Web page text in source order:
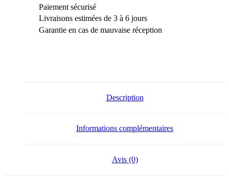
Paiement sécurisé
Livraisons estimées de 3 à 6 jours
Garantie en cas de mauvaise réception
Description
Informations complémentaires
Avis (0)